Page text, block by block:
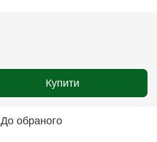
Купити
До обраного